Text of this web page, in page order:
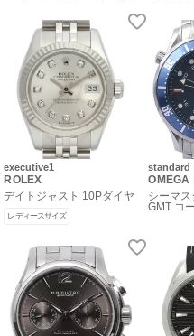
executive1
ROLEX
デイトジャスト 10Pダイヤ
レディースサイズ
standard
OMEGA
シーマ
GMT コ